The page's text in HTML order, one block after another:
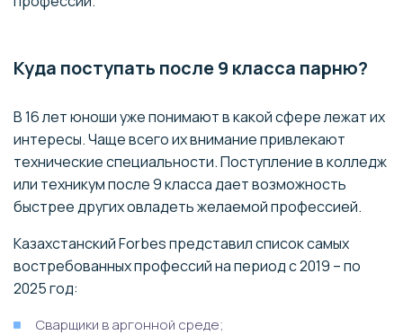
Куда поступать после 9 класса парню?
В 16 лет юноши уже понимают в какой сфере лежат их
интересы. Чаще всего их внимание привлекают
технические специальности. Поступление в колледж
или техникум после 9 класса дает возможность
быстрее других овладеть желаемой профессией.
Казахстанский Forbes представил список самых
востребованных профессий на период с 2019 – по
2025 год:
Сварщики в аргонной среде;